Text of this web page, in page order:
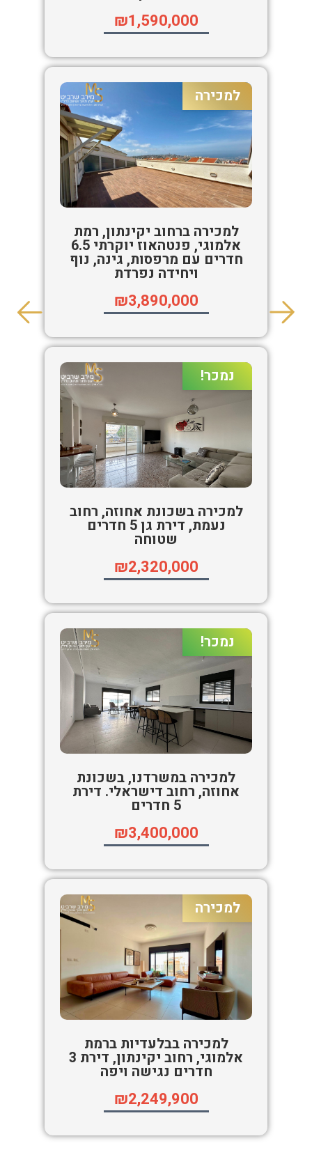
₪1,590,000
למכירה
למכירה ברחוב יקינתון, רמת
אלמוגי, פנטהאוז יוקרתי 6.5
חדרים עם מרפסות, גינה, נוף
ויחידה נפרדת
₪3,890,000
נמכר!
למכירה בשכונת אחוזה, רחוב
נעמת, דירת גן 5 חדרים
שטוחה
₪2,320,000
נמכר!
למכירה במשרדנו, בשכונת
אחוזה, רחוב דישראלי. דירת
5 חדרים
₪3,400,000
למכירה
למכירה בבלעדיות ברמת
אלמוגי, רחוב יקינתון, דירת 3
חדרים נגישה ויפה
₪2,249,900